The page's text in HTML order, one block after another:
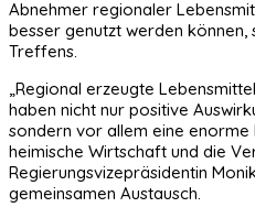
Abnehmer regionaler
besser genutzt werden können,
Treffens.
„Regional erzeugte
haben nicht nur positive
sondern vor allem eine enorme
heimische Wirtschaft und die
Regierungsvizepräsidentin
gemeinsamen Austausch.